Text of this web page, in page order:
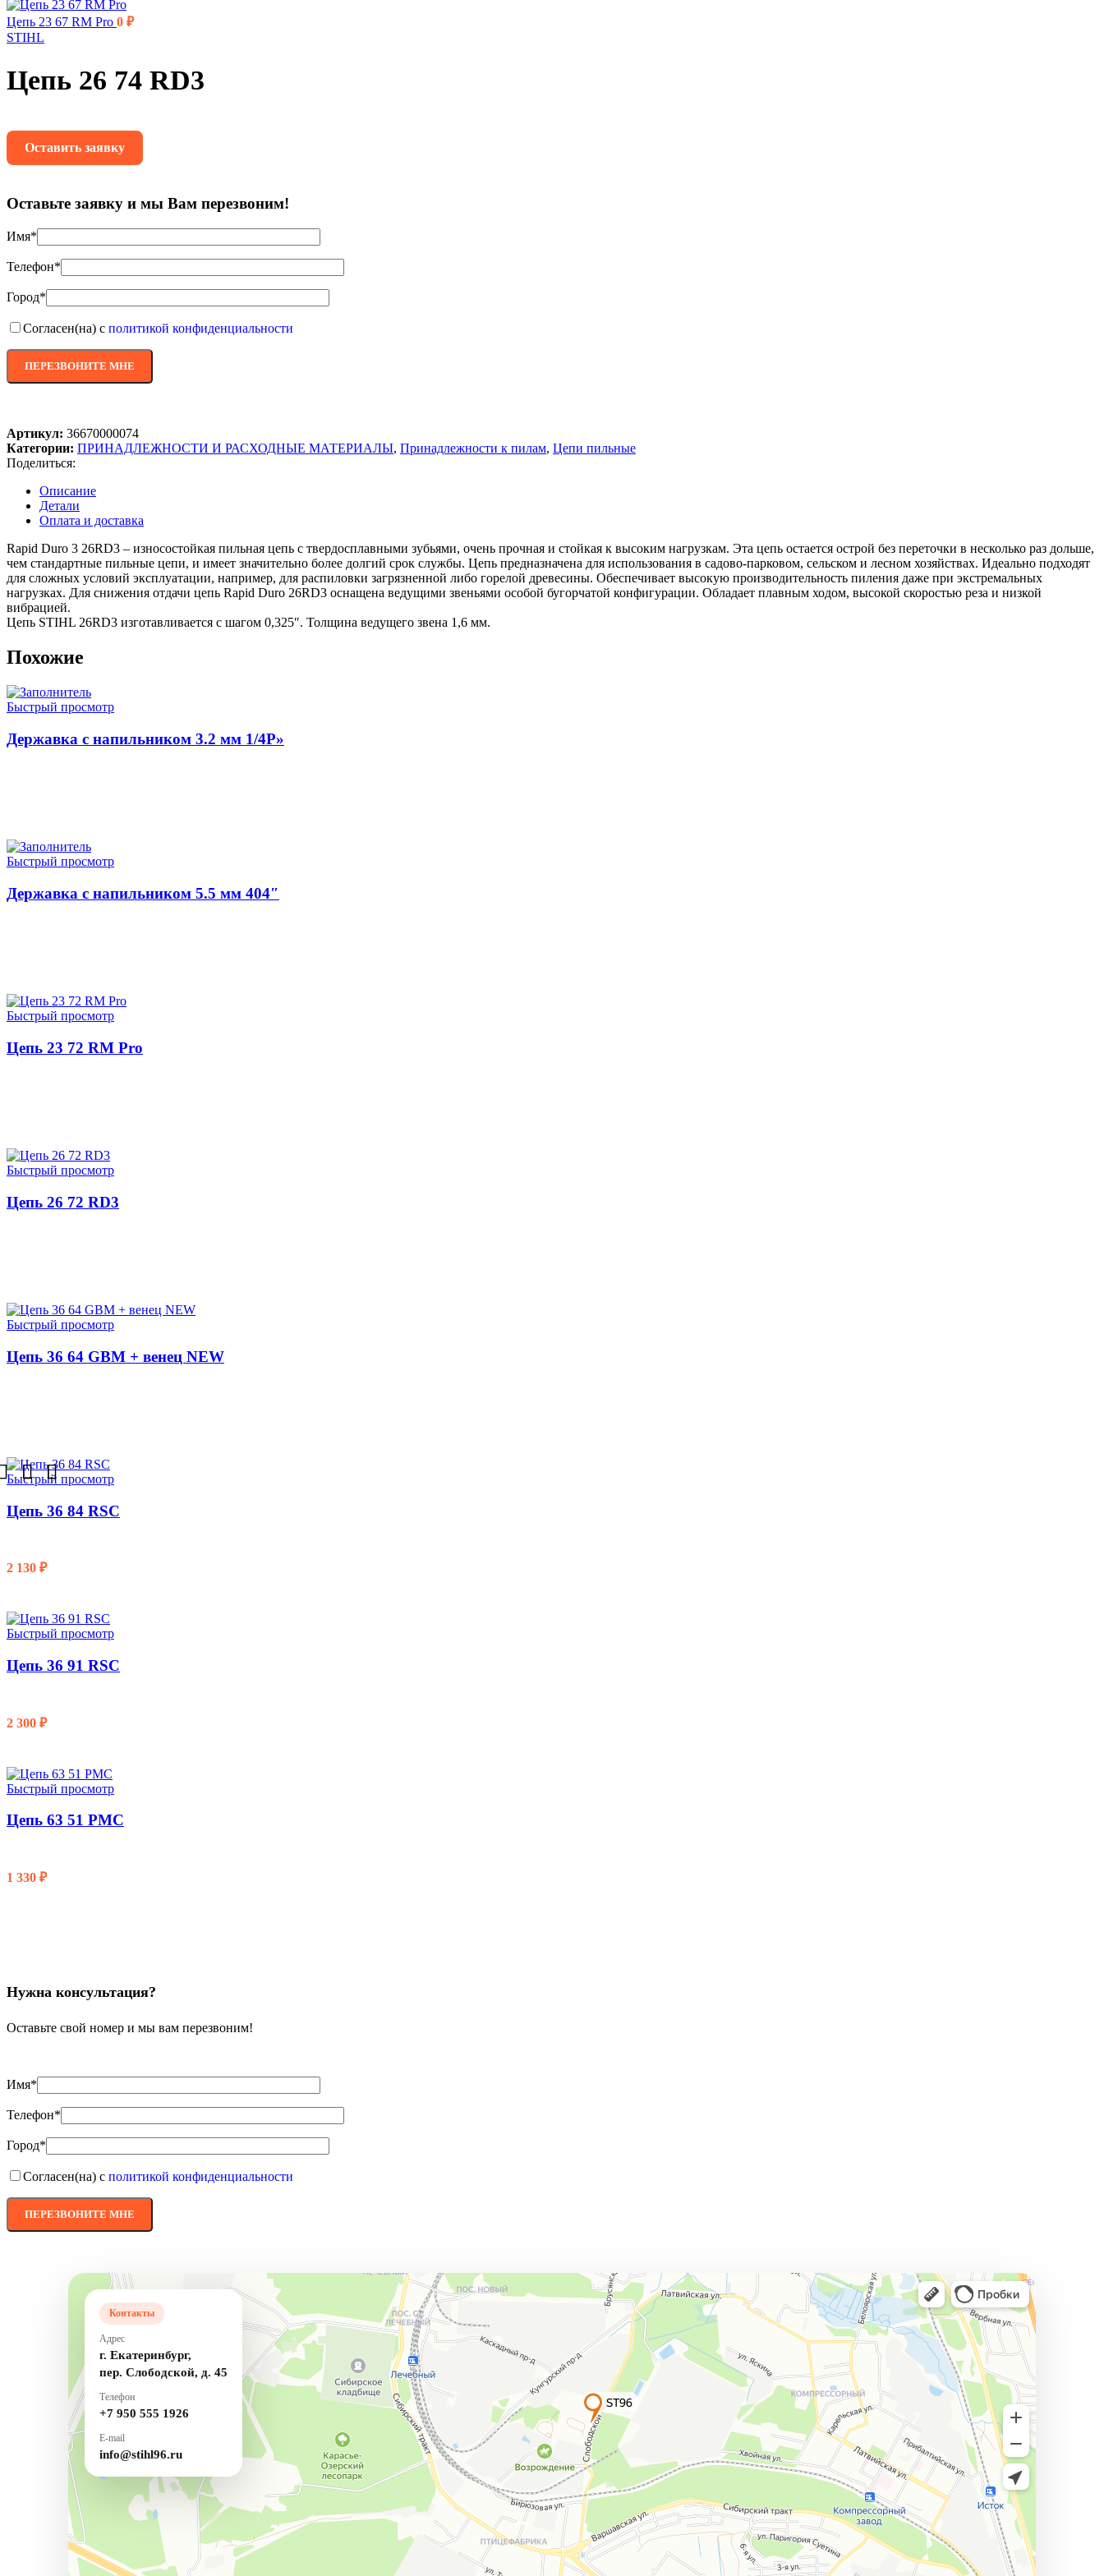
Цепь 23 67 RM Pro 0 ₽
STIHL
Цепь 26 74 RD3
Оставить заявку
Оставьте заявку и мы Вам перезвоним!
Имя*
Телефон*
Город*
Согласен(на) с политикой конфиденциальности
Артикул: 36670000074
Категории: ПРИНАДЛЕЖНОСТИ И РАСХОДНЫЕ МАТЕРИАЛЫ, Принадлежности к пилам, Цепи пильные
Поделиться:
Описание
Детали
Оплата и доставка
Rapid Duro 3 26RD3 – износостойкая пильная цепь с твердосплавными зубьями, очень прочная и стойкая к высоким нагрузкам. Эта цепь остается острой без переточки в несколько раз дольше,
чем стандартные пильные цепи, и имеет значительно более долгий срок службы. Цепь предназначена для использования в садово-парковом, сельском и лесном хозяйствах. Идеально подходят
для сложных условий эксплуатации, например, для распиловки загрязненной либо горелой древесины. Обеспечивает высокую производительность пиления даже при экстремальных
нагрузках. Для снижения отдачи цепь Rapid Duro 26RD3 оснащена ведущими звеньями особой бугорчатой конфигурации. Обладает плавным ходом, высокой скоростью реза и низкой
вибрацией.
Цепь STIHL 26RD3 изготавливается с шагом 0,325″. Толщина ведущего звена 1,6 мм.
Похожие
Быстрый просмотр
Державка с напильником 3.2 мм 1/4P»
Быстрый просмотр
Державка с напильником 5.5 мм 404″
Быстрый просмотр
Цепь 23 72 RM Pro
Быстрый просмотр
Цепь 26 72 RD3
Быстрый просмотр
Цепь 36 64 GBM + венец NEW
Быстрый просмотр
Цепь 36 84 RSC
2 130 ₽
Быстрый просмотр
Цепь 36 91 RSC
2 300 ₽
Быстрый просмотр
Цепь 63 51 PMC
1 330 ₽
Нужна консультация?
Оставьте свой номер и мы вам перезвоним!
Имя*
Телефон*
Город*
Согласен(на) с политикой конфиденциальности
Контакты
Адрес
г. Екатеринбург,
пер. Слободской, д. 45
Телефон
+7 950 555 1926
E-mail
info@stihl96.ru